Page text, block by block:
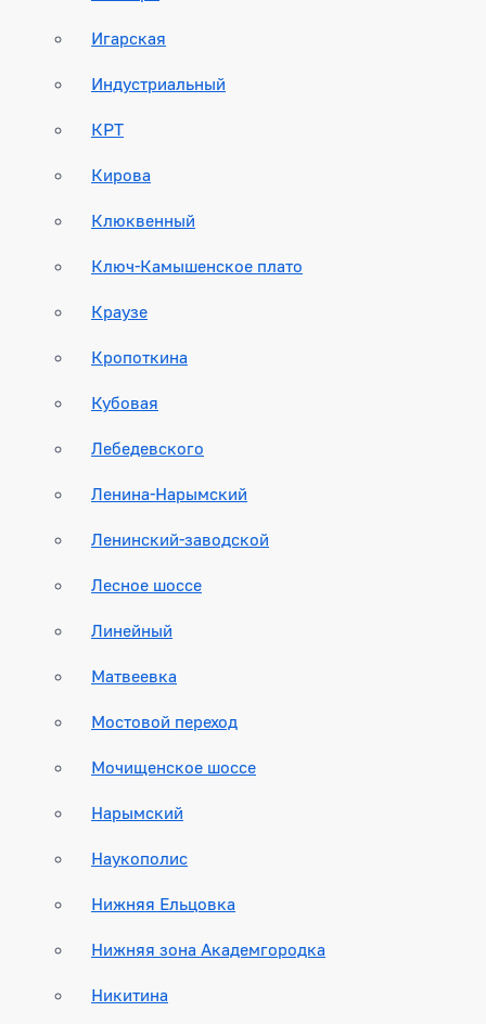
Игарская
Индустриальный
КРТ
Кирова
Клюквенный
Ключ-Камышенское плато
Краузе
Кропоткина
Кубовая
Лебедевского
Ленина-Нарымский
Ленинский-заводской
Лесное шоссе
Линейный
Матвеевка
Мостовой переход
Мочищенское шоссе
Нарымский
Наукополис
Нижняя Ельцовка
Нижняя зона Академгородка
Никитина